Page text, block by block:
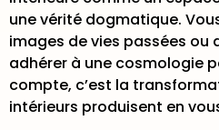
une vérité dogmatique.
images de vies passées ou
adhérer à une cosmologie
compte, c’est la
intérieurs produisent en